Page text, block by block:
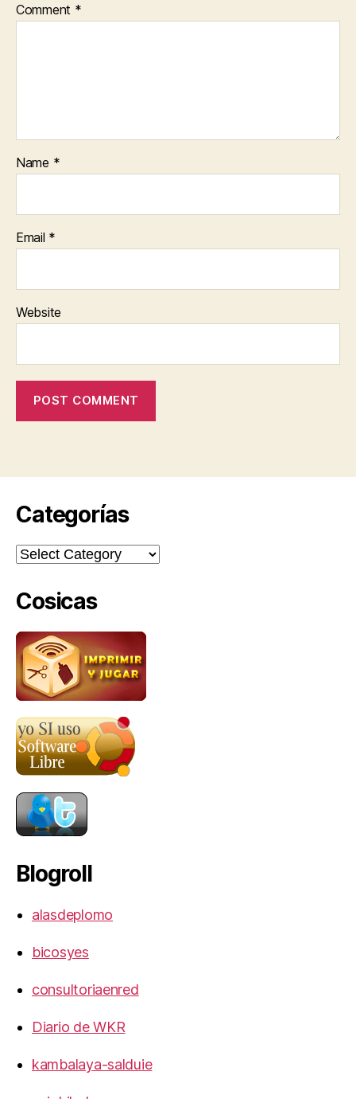
Comment *
Name *
Email *
Website
Categorías
Categorías
Cosicas
Blogroll
alasdeplomo
bicosyes
consultoriaenred
Diario de WKR
kambalaya-salduie